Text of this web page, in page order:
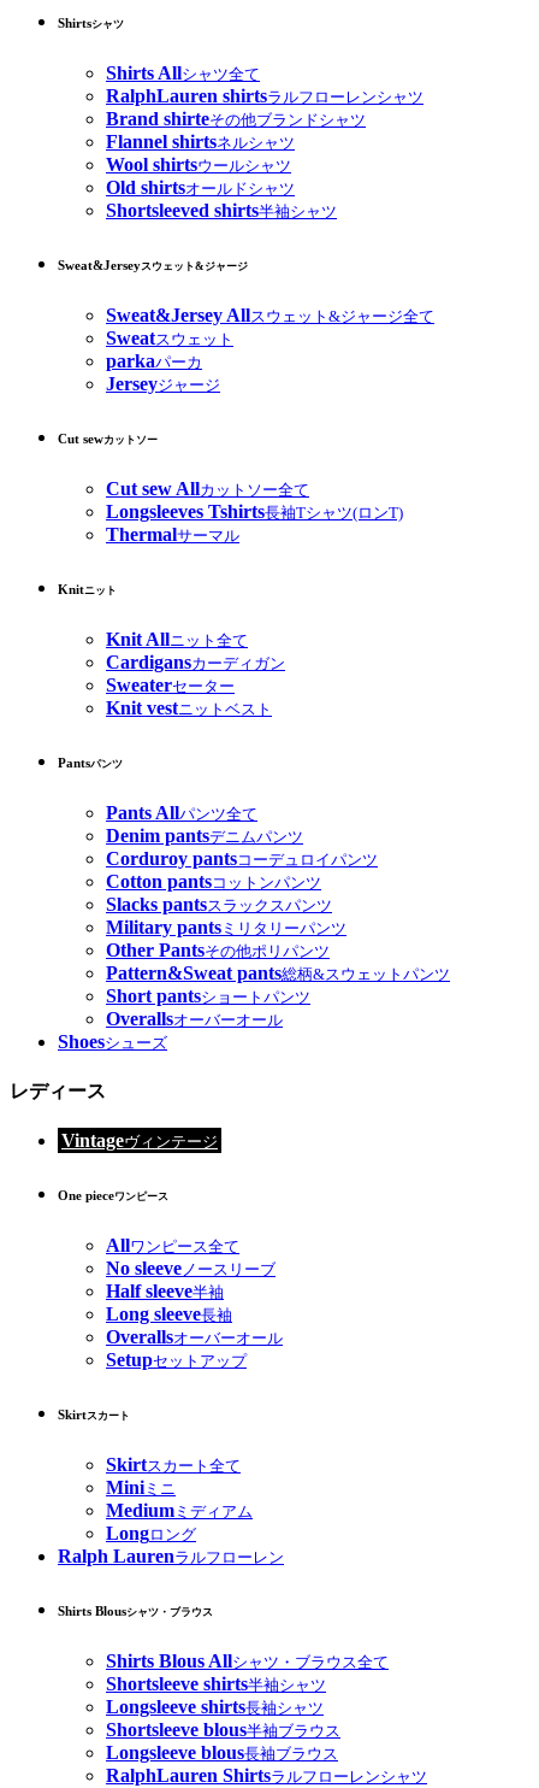
Shirtsシャツ
Shirts Allシャツ全て
RalphLauren shirtsラルフローレンシャツ
Brand shirteその他ブランドシャツ
Flannel shirtsネルシャツ
Wool shirtsウールシャツ
Old shirtsオールドシャツ
Shortsleeved shirts半袖シャツ
Sweat&Jerseyスウェット&ジャージ
Sweat&Jersey Allスウェット&ジャージ全て
Sweatスウェット
parkaパーカ
Jerseyジャージ
Cut sewカットソー
Cut sew Allカットソー全て
Longsleeves Tshirts長袖Tシャツ(ロンT)
Thermalサーマル
Knitニット
Knit Allニット全て
Cardigansカーディガン
Sweaterセーター
Knit vestニットベスト
Pantsパンツ
Pants Allパンツ全て
Denim pantsデニムパンツ
Corduroy pantsコーデュロイパンツ
Cotton pantsコットンパンツ
Slacks pantsスラックスパンツ
Military pants ミリタリーパンツ
Other Pantsその他ポリパンツ
Pattern&Sweat pants総柄&スウェットパンツ
Short pantsショートパンツ
Overallsオーバーオール
Shoesシューズ
レディース
Vintageヴィンテージ
One pieceワンピース
Allワンピース全て
No sleeveノースリーブ
Half sleeve半袖
Long sleeve長袖
Overallsオーバーオール
Setupセットアップ
Skirtスカート
Skirtスカート全て
Miniミニ
Medium ミディアム
Longロング
Ralph Laurenラルフローレン
Shirts Blousシャツ・ブラウス
Shirts Blous Allシャツ・ブラウス全て
Shortsleeve shirts半袖シャツ
Longsleeve shirts長袖シャツ
Shortsleeve blous半袖ブラウス
Longsleeve blous長袖ブラウス
RalphLauren Shirtsラルフローレンシャツ